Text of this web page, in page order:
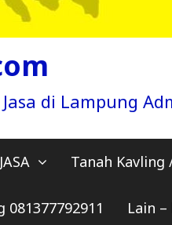
di Lampung
Tanah Kavling
Lain –